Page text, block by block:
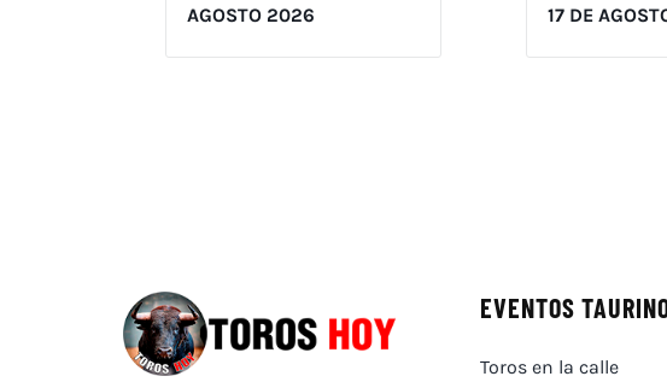
AGOSTO 2026
17 DE
EVENTOS
Toros en la calle